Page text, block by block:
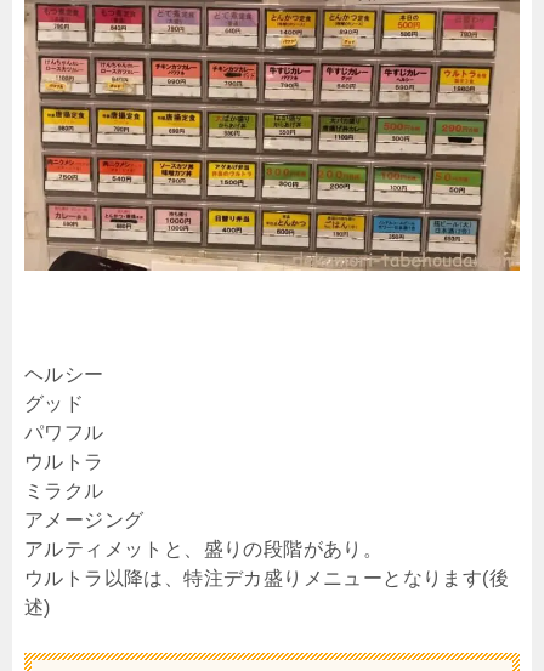
ヘルシー
グッド
パワフル
ウルトラ
ミラクル
アメージング
アルティメットと、盛りの段階があり。
ウルトラ以降は、特注デカ盛りメニューとなります(後
述)